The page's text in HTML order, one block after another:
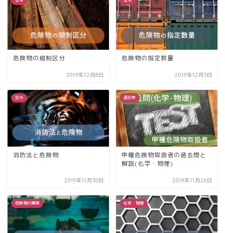
危険物の規制区分
2019年12月8日
危険物の指定数量
2019年12月3日
法令
消防法と危険物
2019年11月30日
過去問
甲種危険物取扱者の過去問と
解説(化学・物理)
2019年11月26日
危険物の種類 化学・物理